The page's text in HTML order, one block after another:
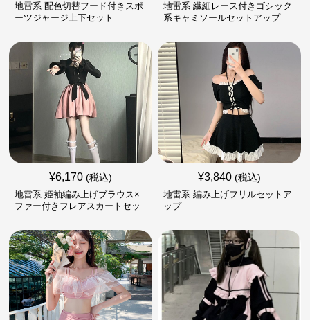
地雷系 配色切替フード付きスポ
ーツジャージ上下セット
地雷系 繊細レース付きゴシック
系キャミソールセットアップ
¥6,170 (税込)
地雷系 姫袖編み上げブラウス×
ファー付きフレアスカートセッ
¥3,840 (税込)
地雷系 編み上げフリルセットア
ップ